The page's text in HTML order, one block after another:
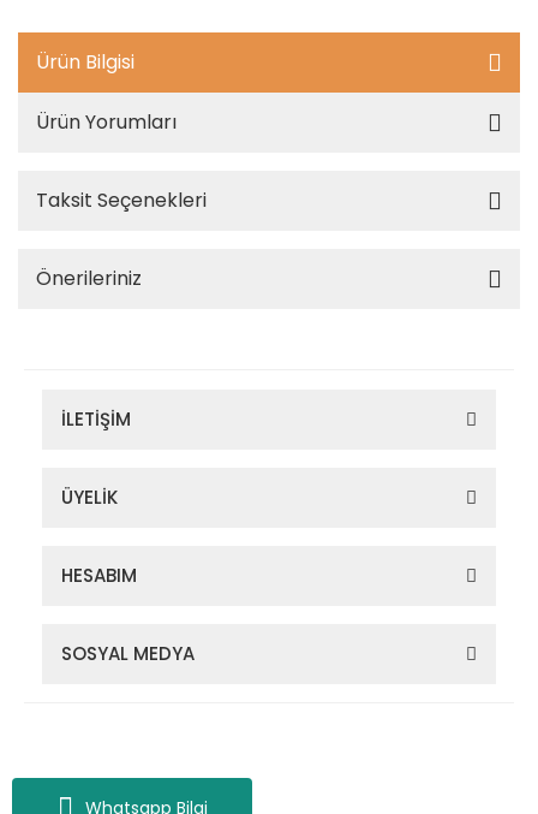
Whatsapp Bilgi
Ürün Bilgisi
Ürün Yorumları
Taksit Seçenekleri
Önerileriniz
İLETİŞİM
ÜYELİK
HESABIM
SOSYAL MEDYA